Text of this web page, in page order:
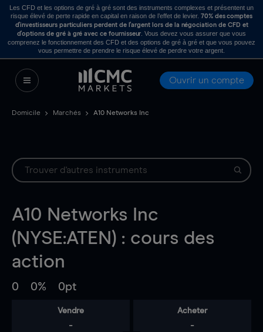
Les CFD et les options de gré à gré sont des instruments complexes et présentent un
risque élevé de perte rapide en capital en raison de l’effet de levier. 70% des comptes
d’investisseurs particuliers perdent de l’argent lors de la négociation de CFD et
d’options de gré à gré avec ce fournisseur . Vous devez vous assurer que vous
comprenez le fonctionnement des CFD et des options de gré à gré et que vous pouvez
vous permettre de prendre le risque élevé de perdre votre argent.
Ouvrir un compte
Domicile Marchés A10 Networks Inc
A10 Networks Inc
(NYSE:ATEN) : cours des
action
0 0% 0pt
Vendre
-
Acheter
-